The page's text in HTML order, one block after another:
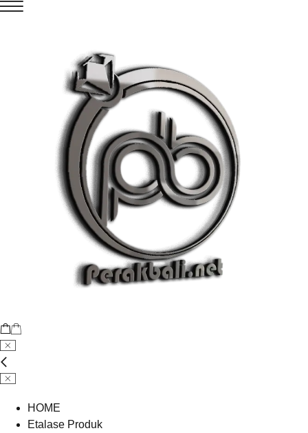
HOME
Etalase Produk